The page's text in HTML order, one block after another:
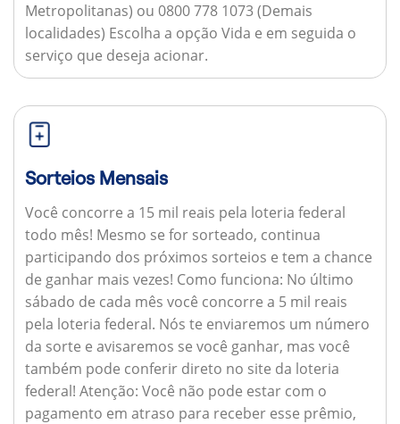
Metropolitanas) ou 0800 778 1073 (Demais
localidades) Escolha a opção Vida e em seguida o
serviço que deseja acionar.
Sorteios Mensais
Você concorre a 15 mil reais pela loteria federal
todo mês! Mesmo se for sorteado, continua
participando dos próximos sorteios e tem a chance
de ganhar mais vezes! Como funciona: No último
sábado de cada mês você concorre a 5 mil reais
pela loteria federal. Nós te enviaremos um número
da sorte e avisaremos se você ganhar, mas você
também pode conferir direto no site da loteria
federal! Atenção: Você não pode estar com o
pagamento em atraso para receber esse prêmio,